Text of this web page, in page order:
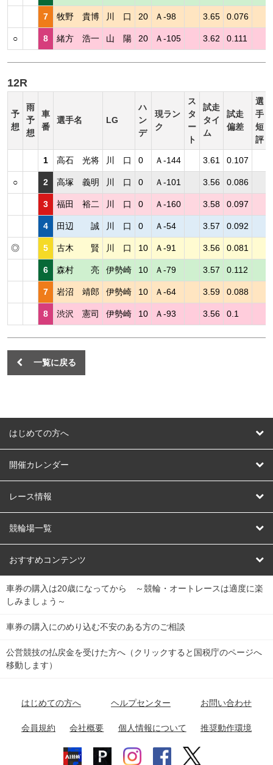
7 牧野 貴博 川 口 20 Ａ-98 3.65 0.076
○ 8 緒方 浩一 山 陽 20 Ａ-105 3.62 0.111
12R
予
想
雨
予
想
車
番
選手名 LG
ハ
ン
デ
現ラン
ク
ス
タ
ー
ト
試走
タイ
ム
試走
偏差
選
手
短
評
1 高石 光将 川 口 0 Ａ-144 3.61 0.107
○ 2 高塚 義明 川 口 0 Ａ-101 3.56 0.086
3 福田 裕二 川 口 0 Ａ-160 3.58 0.097
4 田辺 誠 川 口 0 Ａ-54 3.57 0.092
◎ 5 古木 賢 川 口 10 Ａ-91 3.56 0.081
6 森村 亮 伊勢崎 10 Ａ-79 3.57 0.112
7 岩沼 靖郎 伊勢崎 10 Ａ-64 3.59 0.088
8 渋沢 憲司 伊勢崎 10 Ａ-93 3.56 0.1
一覧に戻る
はじめての方へ
はじめての方へ
開催カレンダー
競輪
オートレース
競輪くじ
Dokanto!
チャリロトプラザ
レース情報
レース予想
レース結果
キャリーオーバー一覧
競輪場一覧
北日本 函館競輪場
関
東
弥彦競輪場 前橋競輪場 取手競輪場 宇都宮競輪場
関
東
小田原競輪場
名古屋競輪場 岐阜競輪場 大垣競輪場 豊橋競輪場
富山競輪場 松阪競輪場 四日市競輪場
福井競輪場 奈良競輪場 向日町競輪場
おすすめコンテンツ
競輪選手情報
Perfecta Navi
netkeirin
車券の購入は20歳になってから ～競輪・オートレースは適度に楽
しみましょう～
車券の購入にのめり込む不安のある方のご相談
公営競技の払戻金を受けた方へ（クリックすると国税庁のページへ
移動します）
はじめての方へ ヘルプセンター お問い合わせ
会員規約 会社概要 個人情報について 推奨動作環境